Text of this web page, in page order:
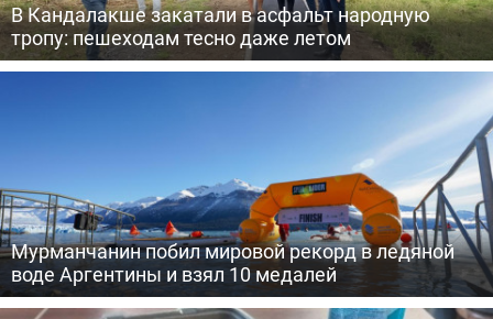
В Кандалакше закатали в асфальт народную
тропу: пешеходам тесно даже летом
Мурманчанин побил мировой рекорд в ледяной
воде Аргентины и взял 10 медалей